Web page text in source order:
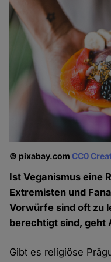
© pixabay.comCC0
Ist Veganismus eine
Extremisten und
Vorwürfe sind oft zu
berechtigt sind, geht
Gibt es religiöse